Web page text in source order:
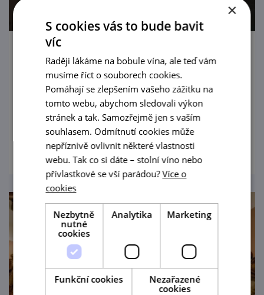
Znojemské podzemí
Z jednoho z nejrozsáhlejších podzemních
labyrintů střední Evropy vycházejí nadšené
děti i dospělí.
prohlédnout
×
S cookies vás to bude bavit
víc
Raději lákáme na bobule vína, ale teď vám
musíme říct o souborech cookies.
Pomáhají se zlepšením vašeho zážitku na
tomto webu, abychom sledovali výkon
stránek a tak. Samozřejmě jen s vaším
souhlasem. Odmítnutí cookies může
nepříznivě ovlivnit některé vlastnosti
webu. Tak co si dáte – stolní víno nebo
přívlastkové se vší parádou?Více o
cookies
Nezbytně
nutné
cookies
Analytika Marketing
Funkční cookies
Nezařazené
cookies